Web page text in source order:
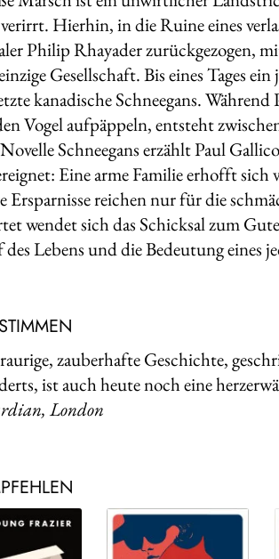
Hierhin, in die Ruine eines
Philip Rhayader zurückgezogen,
Gesellschaft. Bis eines Tages
kanadische Schnee­gans.
Vogel aufpäppeln, entsteht
Schneegans erzählt Paul
Eine arme Familie erhofft
Ersparnisse reichen nur für die
wendet sich das Schicksal zum
Lebens und die Bedeutung eines
zauberhafte Geschichte,
ist auch heute noch eine
London